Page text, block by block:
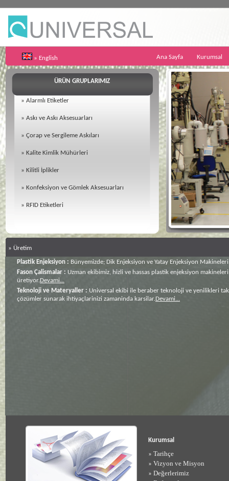
» English Ana Sayfa Kurumsal
ÜRÜN GRUPLARIMIZ
» Alarmlı Etiketler
» Askı ve Askı Aksesuarları
» Çorap ve Sergileme Askıları
» Kalite Kimlik Mühürleri
» Kilitli İplikler
» Konfeksiyon ve Gömlek Aksesuarları
» RFID Etiketleri 02
» Üretim
Plastik Enjeksiyon : Bünyemizde; Dik Enjeksiyon ve Yatay Enjeksiyon
Fason Çalismalar : Uzman ekibimiz, hizli ve hassas plastik enjeksiyon
üretiyor.Devami...
Teknoloji ve Materyaller : Universal ekibi ile beraber teknoloji ve yenilikleri
çözümler sunarak ihtiyaçlarinizi zamaninda karsilar.Devami...
Kurumsal
» Tarihçe
» Vizyon ve Misyon
» Değerlerimiz